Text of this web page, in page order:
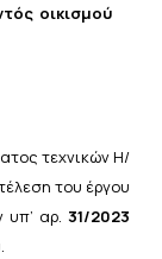
οικισμού
τεχνικών Η/
του έργου
υπ’ αρ.31/2023